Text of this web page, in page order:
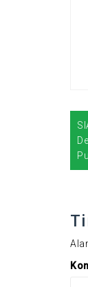
N
a
g
a
s